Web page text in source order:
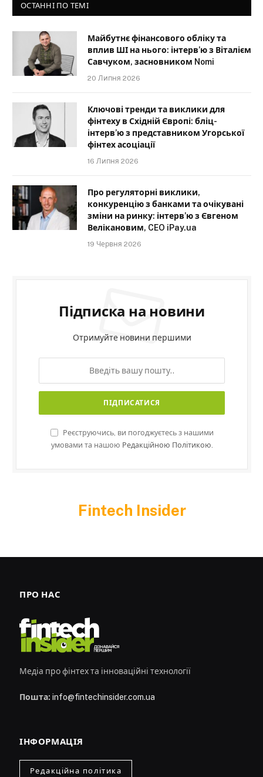
ОСТАННІ ПО ТЕМІ
Майбутнє фінансового обліку та
вплив ШІ на нього: інтерв’ю з Віталієм
Савчуком, засновником Nomi
20 Липня 2026
Ключові тренди та виклики для
фінтеху в Східній Європі: бліц-
інтерв’ю з представником Угорської
фінтех асоціації
16 Липня 2026
Про регуляторні виклики,
конкуренцію з банками та очікувані
зміни на ринку: інтерв’ю з Євгеном
Велікановим, CEO iPay.ua
19 Червня 2026
Підписка на новини
Отримуйте новини першими
Реєструючись, ви погоджуєтесь з нашими
умовами та нашою Редакційною Політикою.
Fintech Insider
ПРО НАС
Медіа про фінтех та інноваційні технології
Пошта: info@fintechinsider.com.ua
ІНФОРМАЦІЯ
Редакційна політика